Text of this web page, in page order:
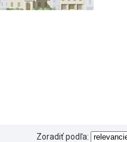
Zoradiť podľa: